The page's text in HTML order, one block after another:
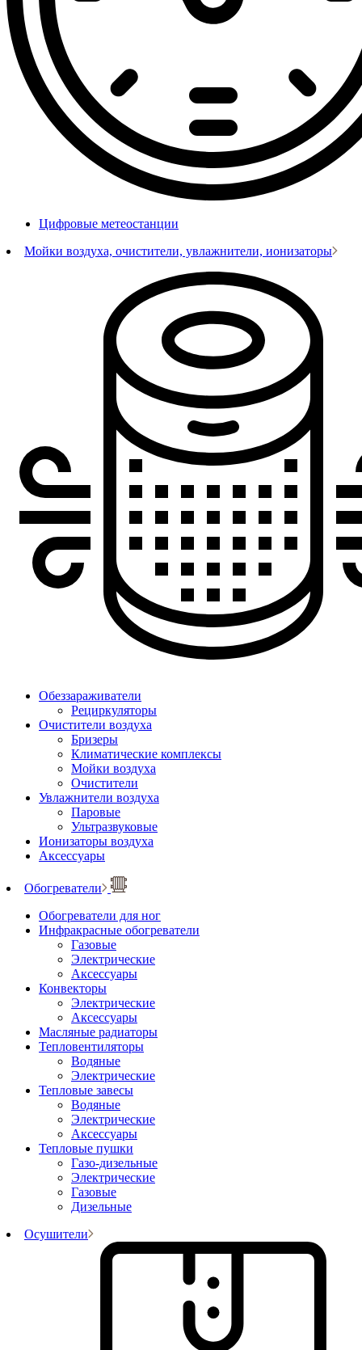
Цифровые метеостанции
Мойки воздуха, очистители, увлажнители, ионизаторы
Обеззараживатели
Рециркуляторы
Очистители воздуха
Бризеры
Климатические комплексы
Мойки воздуха
Очистители
Увлажнители воздуха
Паровые
Ультразвуковые
Ионизаторы воздуха
Аксессуары
Обогреватели
Обогреватели для ног
Инфракрасные обогреватели
Газовые
Электрические
Аксессуары
Конвекторы
Электрические
Аксессуары
Масляные радиаторы
Тепловентиляторы
Водяные
Электрические
Тепловые завесы
Водяные
Электрические
Аксессуары
Тепловые пушки
Газо-дизельные
Электрические
Газовые
Дизельные
Осушители